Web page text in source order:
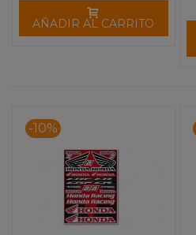
AÑADIR AL CARRITO
-10%